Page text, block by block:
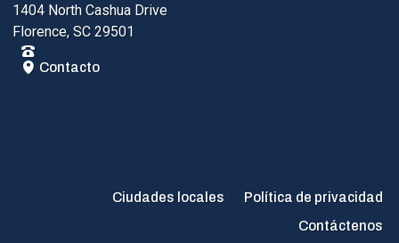
1404 North Cashua Drive
Florence, SC 29501
Contacto
Ciudades locales
Política de privacidad
Contáctenos